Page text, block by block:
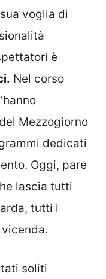
voglia di
è
Nel corso
Mezzogiorno
dedicati
Oggi, pare
lascia tutti
tutti i
soliti